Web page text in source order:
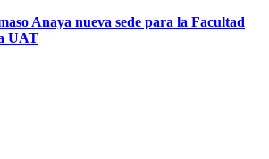
Anaya nueva sede para la Facultad
UAT